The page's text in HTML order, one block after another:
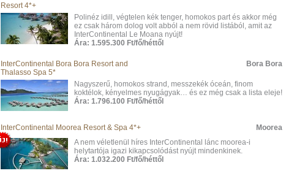
Resort 4*+
Polinéz idill, végtelen kék tenger, homokos part és akkor még
ez csak három dolog volt abból a nem rövid listából, amit az
InterContinental Le Moana nyújt!
Ára: 1.595.300 Ft/fő/héttől
InterContinental Bora Bora Resort and
Thalasso Spa 5*
Bora Bora
Nagyszerű, homokos strand, messzekék óceán, finom
koktélok, kényelmes nyugágyak… és ez még csak a lista eleje!
Ára: 1.796.100 Ft/fő/héttől
InterContinental Moorea Resort & Spa 4*+
Moorea
A nem véletlenül híres InterContinental lánc moorea-i
helytartója igazi kikapcsolódást nyújt mindenkinek.
Ára: 1.032.200 Ft/fő/héttől